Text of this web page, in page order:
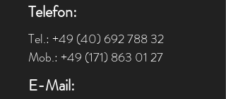
Telefon:
Tel.: +49 (40) 692 788 32
Mob.: +49 (171) 863 01 27
E-Mail: